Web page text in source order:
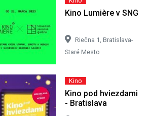
Kino Lumière v SNG
Riečna 1, Bratislava-
Staré Mesto
Kino
Kino pod hviezdami
- Bratislava